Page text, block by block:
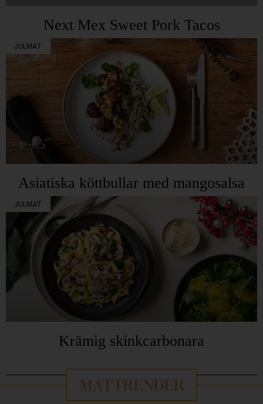
Next Mex Sweet Pork Tacos
JULMAT
Asiatiska köttbullar med mangosalsa
JULMAT
Krämig skinkcarbonara